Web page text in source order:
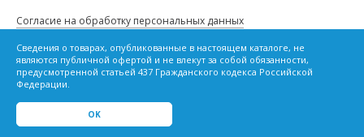
Сведения о товарах, опубликованные в настоящем каталоге, не
являются публичной офертой и не влекут за собой обязанности,
предусмотренной статьей 437 Гражданского кодекса Российской
Федерации.
OK
Согласие на обработку персональных данных
Политику в отношении файлов cookie